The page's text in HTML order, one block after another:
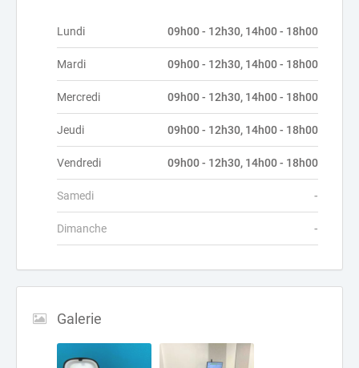
Lundi 09h00 - 12h30, 14h00 - 18h00
Mardi 09h00 - 12h30, 14h00 - 18h00
Mercredi 09h00 - 12h30, 14h00 - 18h00
Jeudi 09h00 - 12h30, 14h00 - 18h00
Vendredi 09h00 - 12h30, 14h00 - 18h00
Samedi -
Dimanche -
Galerie